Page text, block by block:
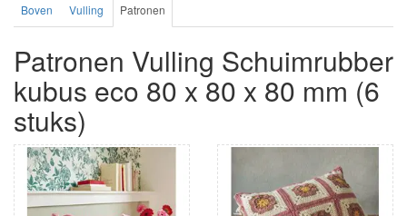
Boven Vulling Patronen
Patronen Vulling Schuimrubber
kubus eco 80 x 80 x 80 mm (6
stuks)